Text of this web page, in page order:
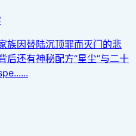
族因替陆沉顶罪而灭门的悲
后还有神秘配方“星尘”与二十